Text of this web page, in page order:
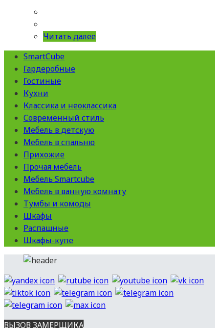
Читать далее
SmartCube
Гардеробные
Гостиные
Кухни
Классика и неоклассика
Современный стиль
Мебель в детскую
Мебель в спальню
Прихожие
Прочая мебель
Мебель Smartcube
Мебель в ванную комнату
Тумбы и комоды
Шкафы
Распашные
Шкафы-купе
ВЫЗОВ ЗАМЕРЩИКА